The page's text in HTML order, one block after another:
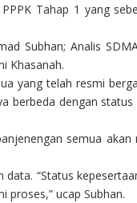
Tahap 1 yang
Subhan; Analis
Khasanah.
yang telah resmi
berbeda dengan status
semua akan
“Status
proses,” ucap Subhan.